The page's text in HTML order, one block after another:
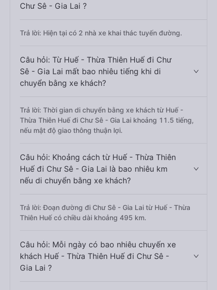
Chư Sê - Gia Lai ?
Trả lời: Hiện tại có 2 nhà xe khai thác tuyến đường.
Câu hỏi: Từ Huế - Thừa Thiên Huế đi Chư
Sê - Gia Lai mất bao nhiêu tiếng khi di
chuyển bằng xe khách?
Trả lời: Thời gian di chuyển bằng xe khách từ Huế -
Thừa Thiên Huế đi Chư Sê - Gia Lai khoảng 11.5 tiếng,
nếu mật độ giao thông thuận lợi.
Câu hỏi: Khoảng cách từ Huế - Thừa Thiên
Huế đi Chư Sê - Gia Lai là bao nhiêu km
nếu di chuyển bằng xe khách?
Trả lời: Đoạn đường đi Chư Sê - Gia Lai từ Huế - Thừa
Thiên Huế có chiều dài khoảng 495 km.
Câu hỏi: Mỗi ngày có bao nhiêu chuyến xe
khách Huế - Thừa Thiên Huế đi Chư Sê -
Gia Lai ?